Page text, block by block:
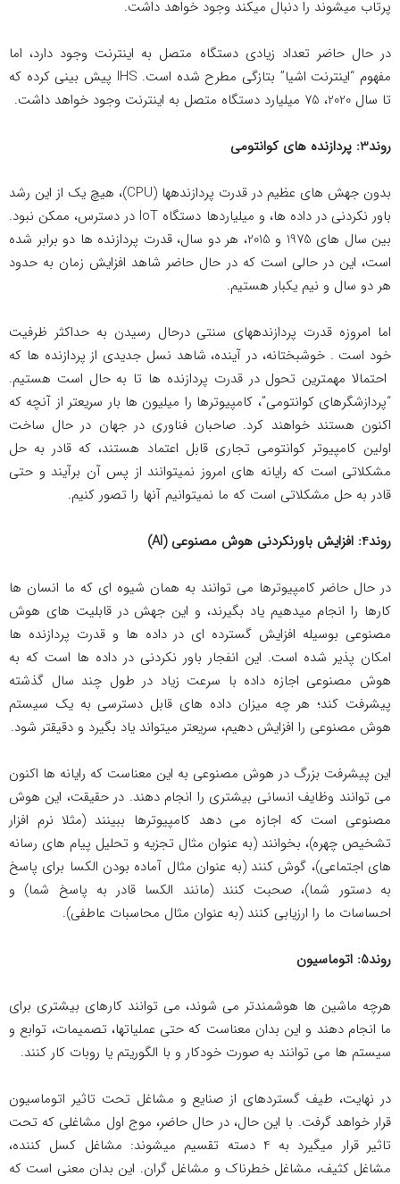
پرتاب می­شوند را دنبال می­کند وجود خواهد داشت.
در حال حاضر تعداد زیادی دستگاه­ متصل به اینترنت وجود دارد، اما
مفهوم “اینترنت اشیا” بتازگی مطرح شده است. IHS پیش بینی کرده که
تا سال 2020، 75 میلیارد دستگاه متصل به اینترنت وجود خواهد داشت.
روند3: پردازنده های کوانتومی
بدون جهش های عظیم در قدرت پردازنده­ها (CPU)، هیچ یک از این رشد
باور نکردنی در داده ها، و میلیاردها دستگاه IoT در دسترس، ممکن نبود.
بین سال های 1975 و 2015، هر دو سال، قدرت پردازنده ها دو برابر شده
است، این در حالی است که در حال حاضر شاهد افزایش زمان به حدود
هر دو سال و نیم یکبار هستیم.
اما امروزه قدرت پردازنده­های سنتی درحال رسیدن به حداکثر ظرفیت
خود است . خوشبختانه، در آینده، شاهد نسل جدیدی از پردازنده ها که
احتمالا مهمترین تحول در قدرت پردازنده ها تا به حال است هستیم.
“پردازشگرهای کوانتومی”، کامپیوترها را میلیون ها بار سریعتر از آنچه که
اکنون هستند خواهند کرد. صاحبان فناوری در جهان در حال ساخت
اولین کامپیوتر کوانتومی تجاری قابل اعتماد هستند، که قادر به حل
مشکلاتی است که رایانه های امروز نمی­توانند از پس آن برآیند و حتی
قادر به حل مشکلاتی است که ما نمیتوانیم آن­ها را تصور کنیم.
روند4: افزایش باورنکردنی هوش مصنوعی (AI)
در حال حاضر کامپیوترها می توانند به همان شیوه ای که ما انسان ها
کارها را انجام می­دهیم یاد بگیرند، و این جهش در قابلیت های هوش
مصنوعی بوسیله افزایش گسترده ای در داده ها و قدرت پردازنده ها
امکان پذیر شده است. این انفجار باور نکردنی در داده ها است که به
هوش مصنوعی اجازه داده با سرعت زیاد در طول چند سال گذشته
پیشرفت کند؛ هر چه میزان داده های قابل دسترسی به یک سیستم
هوش مصنوعی را افزایش دهیم، سریعتر می­تواند یاد بگیرد و دقیق­تر شود.
این پیشرفت بزرگ در هوش مصنوعی به این معناست که رایانه ها اکنون
می توانند وظایف انسانی بیشتری را انجام دهند. در حقیقت، این هوش
مصنوعی است که اجازه می دهد کامپیوترها ببینند (مثلا نرم افزار
تشخیص چهره)، بخوانند (به عنوان مثال تجزیه و تحلیل پیام های رسانه
های اجتماعی)، گوش کنند (به عنوان مثال آماده بودن الکسا برای پاسخ
به دستور شما)، صحبت کنند (مانند الکسا قادر به پاسخ شما) و
احساسات ما را ارزیابی کنند (به عنوان مثال محاسبات عاطفی).
روند5: اتوماسیون
هرچه ماشین ها هوشمندتر می شوند، می توانند کارهای بیشتری برای
ما انجام دهند و این بدان معناست که حتی عملیات­ها، تصمیمات، توابع و
سیستم ها می توانند به صورت خودکار و با الگوریتم یا روبات کار کنند.
در نهایت، طیف گسترده­ای از صنایع و مشاغل تحت تاثیر اتوماسیون
قرار خواهد گرفت. با این حال، در حال حاضر، موج اول مشاغلی که تحت
تاثیر قرار می­گیرد به 4 دسته تقسیم می­شوند: مشاغل کسل کننده،
مشاغل کثیف، مشاغل خطرناک و مشاغل گران. این بدان معنی است که